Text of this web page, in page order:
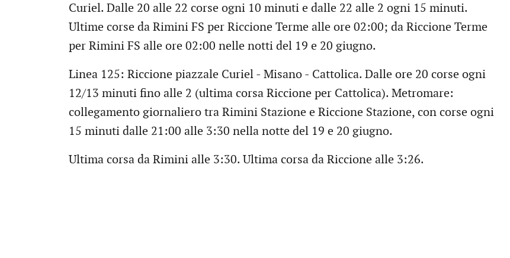
Curiel. Dalle 20 alle 22 corse ogni 10 minuti e dalle 22 alle 2 ogni 15 minuti.
Ultime corse da Rimini FS per Riccione Terme alle ore 02:00; da Riccione Terme
per Rimini FS alle ore 02:00 nelle notti del 19 e 20 giugno.
Linea 125: Riccione piazzale Curiel - Misano - Cattolica. Dalle ore 20 corse ogni
12/13 minuti fino alle 2 (ultima corsa Riccione per Cattolica). Metromare:
collegamento giornaliero tra Rimini Stazione e Riccione Stazione, con corse ogni
15 minuti dalle 21:00 alle 3:30 nella notte del 19 e 20 giugno.
Ultima corsa da Rimini alle 3:30. Ultima corsa da Riccione alle 3:26.